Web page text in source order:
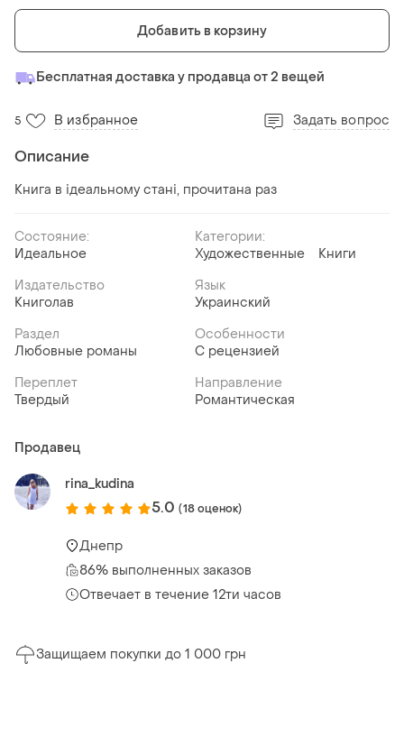
Добавить в корзину
Бесплатная доставка у продавца от 2 вещей
5 В избранное Задать вопрос
Описание
Книга в ідеальному стані, прочитана раз
Состояние:
Идеальное
Категории:
Художественные
Книги
Издательство
Книголав
Язык
Украинский
Раздел
Любовные романы
Особенности
С рецензией
Переплет
Твердый
Направление
Романтическая
Продавец
rina_kudina
5.0 (18 оценок)
Днепр
86% выполненных заказов
Отвечает в течение 12ти часов
Защищаем покупки до 1 000 грн